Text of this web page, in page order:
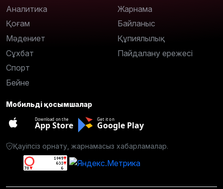
Аналитика
Қоғам
Мәдениет
Сұхбат
Спорт
Бейне
Жарнама
Байланыс
Құпиялылық
Пайдалану ережесі
Мобильді қосымшалар
Download on the
App Store
Get it on
Google Play
Қауіпсіз орнату, жарнамасыз хабарламалар.